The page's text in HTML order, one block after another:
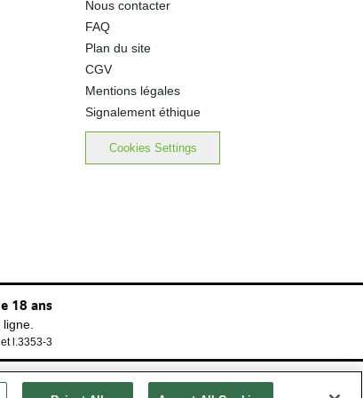
Nous contacter
FAQ
Plan du site
CGV
Mentions légales
Signalement éthique
Cookies Settings
18 ans
l.3353-3